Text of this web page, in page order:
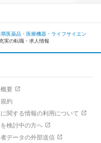
県医薬品・医療機器・ライフサイエン
実の転職・求人情報
要
約
関する情報の利用について
検討中の方へ
データの外部送信